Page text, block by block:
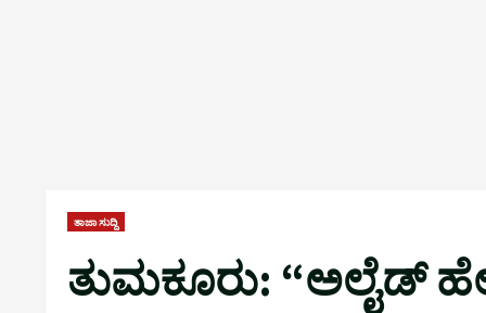
ತಾಜಾ ಸುದ್ದಿ
ತುಮಕೂರು: “ಅಲೈಡ್ ಹೆಲ್ತ್